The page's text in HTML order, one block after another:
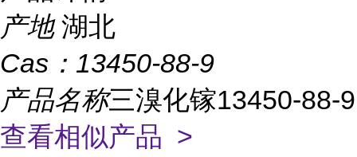
产地 湖北
Cas： 13450-88-9
产品名称三溴化镓13450-88-9
查看相似产品 >